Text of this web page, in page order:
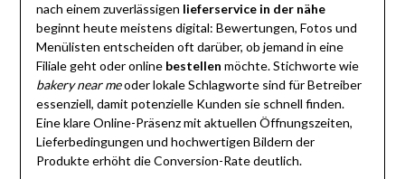
nach einem zuverlässigen lieferservice in der nähe
beginnt heute meistens digital: Bewertungen, Fotos und
Menülisten entscheiden oft darüber, ob jemand in eine
Filiale geht oder online bestellen möchte. Stichworte wie
bakery near meoder lokale Schlagworte sind für Betreiber
essenziell, damit potenzielle Kunden sie schnell finden.
Eine klare Online-Präsenz mit aktuellen Öffnungszeiten,
Lieferbedingungen und hochwertigen Bildern der
Produkte erhöht die Conversion-Rate deutlich.